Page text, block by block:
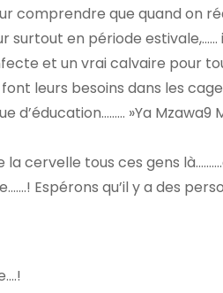
comprendre que quand on
surtout en période estivale,……
et un vrai calvaire pour
leurs besoins dans les
d’éducation……… »Ya Mzawa9
la cervelle tous ces gens
Espérons qu’il y a des